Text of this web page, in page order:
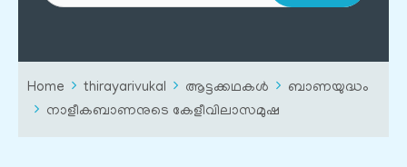
Home thirayarivukal ആട്ടക്കഥകൾ
ബാണയുദ്ധം
നാളീകബാണനുടെ കേളീവിലാസമുഷ